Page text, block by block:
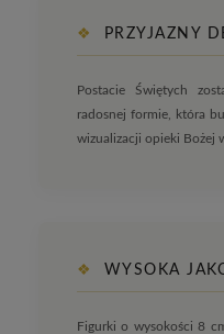
❖ PRZYJAZNY
Postacie Świętych
radosnej formie, która
wizualizacji opieki Bożej
❖ WYSOKA
Figurki o wysokości 8